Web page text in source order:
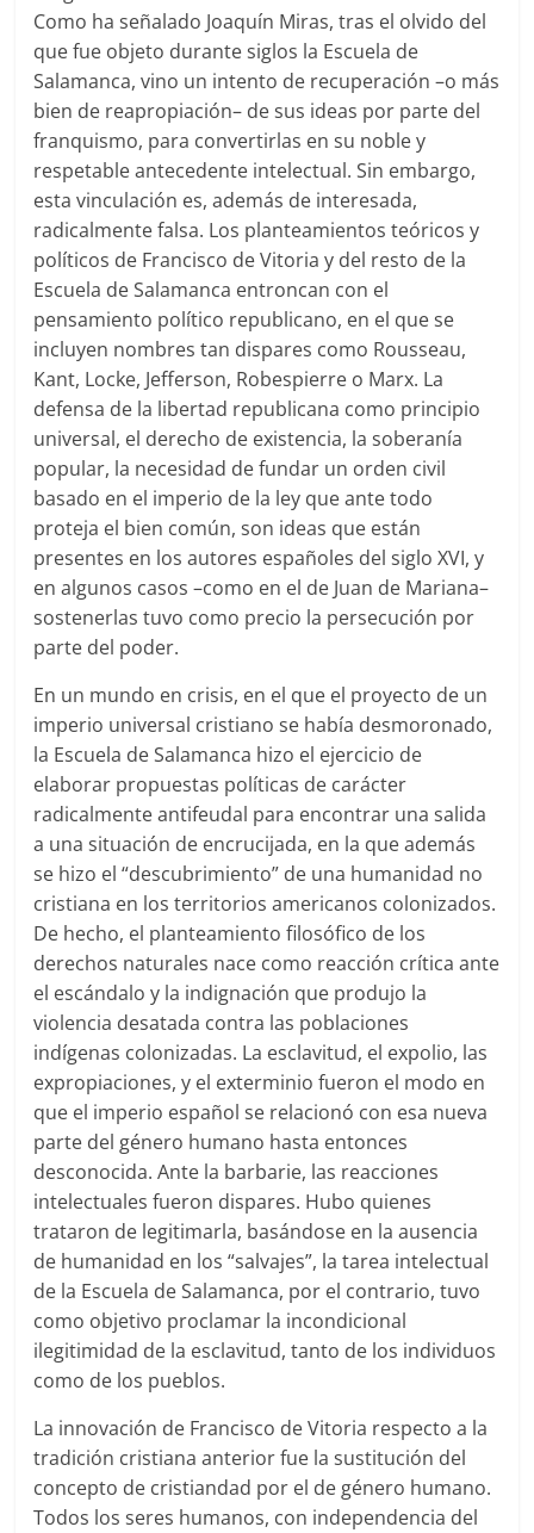
Como ha señalado Joaquín Miras, tras el olvido del
que fue objeto durante siglos la Escuela de
Salamanca, vino un intento de recuperación –o más
bien de reapropiación– de sus ideas por parte del
franquismo, para convertirlas en su noble y
respetable antecedente intelectual. Sin embargo,
esta vinculación es, además de interesada,
radicalmente falsa. Los planteamientos teóricos y
políticos de Francisco de Vitoria y del resto de la
Escuela de Salamanca entroncan con el
pensamiento político republicano, en el que se
incluyen nombres tan dispares como Rousseau,
Kant, Locke, Jefferson, Robespierre o Marx. La
defensa de la libertad republicana como principio
universal, el derecho de existencia, la soberanía
popular, la necesidad de fundar un orden civil
basado en el imperio de la ley que ante todo
proteja el bien común, son ideas que están
presentes en los autores españoles del siglo XVI, y
en algunos casos –como en el de Juan de Mariana–
sostenerlas tuvo como precio la persecución por
parte del poder.
En un mundo en crisis, en el que el proyecto de un
imperio universal cristiano se había desmoronado,
la Escuela de Salamanca hizo el ejercicio de
elaborar propuestas políticas de carácter
radicalmente antifeudal para encontrar una salida
a una situación de encrucijada, en la que además
se hizo el “descubrimiento” de una humanidad no
cristiana en los territorios americanos colonizados.
De hecho, el planteamiento filosófico de los
derechos naturales nace como reacción crítica ante
el escándalo y la indignación que produjo la
violencia desatada contra las poblaciones
indígenas colonizadas. La esclavitud, el expolio, las
expropiaciones, y el exterminio fueron el modo en
que el imperio español se relacionó con esa nueva
parte del género humano hasta entonces
desconocida. Ante la barbarie, las reacciones
intelectuales fueron dispares. Hubo quienes
trataron de legitimarla, basándose en la ausencia
de humanidad en los “salvajes”, la tarea intelectual
de la Escuela de Salamanca, por el contrario, tuvo
como objetivo proclamar la incondicional
ilegitimidad de la esclavitud, tanto de los individuos
como de los pueblos.
La innovación de Francisco de Vitoria respecto a la
tradición cristiana anterior fue la sustitución del
concepto de cristiandad por el de género humano.
Todos los seres humanos, con independencia del